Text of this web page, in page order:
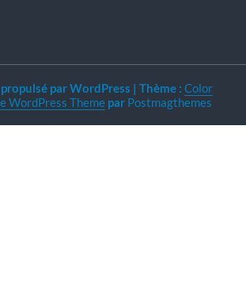
par WordPress | Thème : Color
WordPress Theme par Postmagthemes